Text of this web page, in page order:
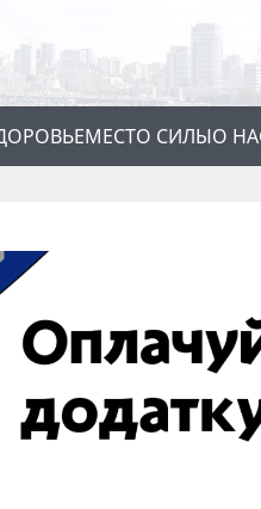
МЕСТО СИЛЫО
О